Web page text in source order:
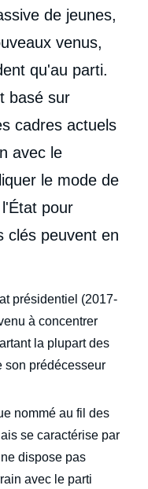
de jeunes,
venus,
qu'au parti.
basé sur
cadres actuels
avec le
le mode de
pour
clés peuvent en
présidentiel (2017-
à concentrer
la plupart des
son prédécesseur
nommé au fil des
se caractérise par
dispose pas
avec le parti